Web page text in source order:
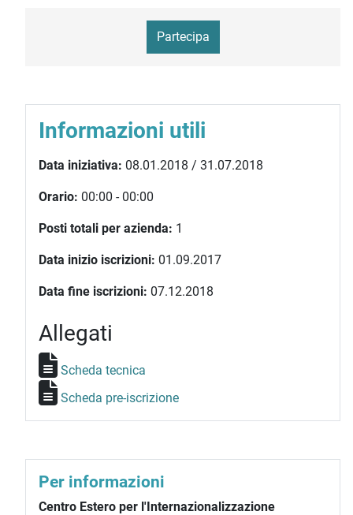
Partecipa
Informazioni utili
Data iniziativa: 08.01.2018 / 31.07.2018
Orario: 00:00 - 00:00
Posti totali per azienda: 1
Data inizio iscrizioni: 01.09.2017
Data fine iscrizioni: 07.12.2018
Allegati
Scheda tecnica
Scheda pre-iscrizione
Per informazioni
Centro Estero per l'Internazionalizzazione